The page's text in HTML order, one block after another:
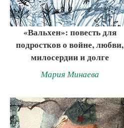
«Вальхен»: повесть для
подростков о войне, любви,
милосердии и долге
Мария Минаева